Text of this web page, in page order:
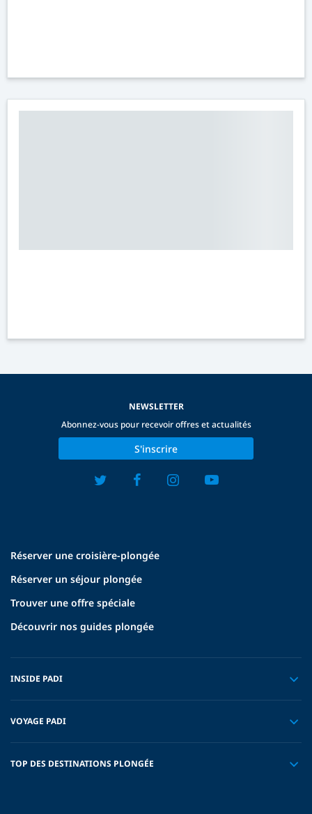
Réserver une croisière-plongée
Réserver un séjour plongée
Trouver une offre spéciale
Découvrir nos guides plongée
INSIDE PADI
VOYAGE PADI
TOP DES DESTINATIONS PLONGÉE
NEWSLETTER
Abonnez-vous pour recevoir offres et actualités
S'inscrire